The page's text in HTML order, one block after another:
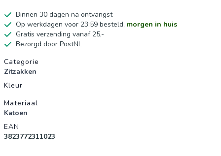
Binnen 30 dagen na ontvangst
Op werkdagen voor 23:59 besteld, morgen in huis
Gratis verzending vanaf 25,-
Bezorgd door PostNL
Productgegevens
Categorie
Zitzakken
Kleur
Materiaal
Katoen
EAN
3823772311023